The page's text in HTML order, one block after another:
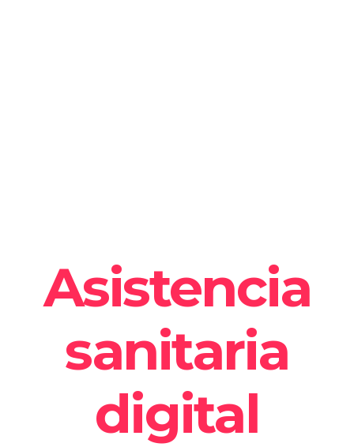
Asistencia
sanitaria
digital